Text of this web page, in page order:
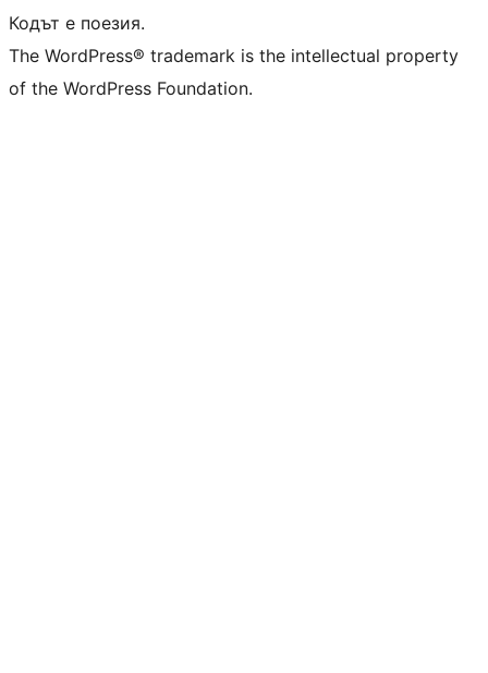
Кодът е поезия.
The WordPress® trademark is the intellectual property
of the WordPress Foundation.